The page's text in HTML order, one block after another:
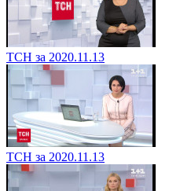
ТСН за 2020.11.13
ТСН за 2020.11.13